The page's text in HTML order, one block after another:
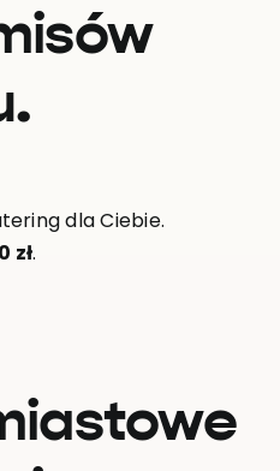
dla Ciebie.
zł.